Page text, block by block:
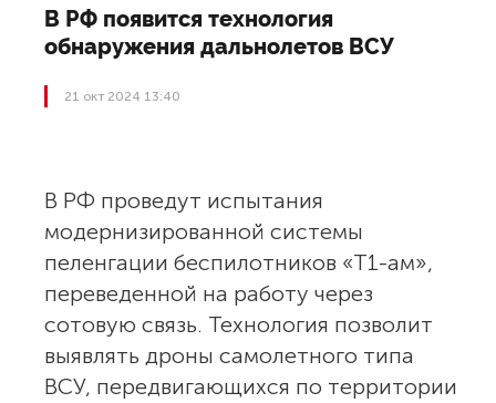
В РФ появится технология
обнаружения дальнолетов ВСУ
21 окт 2024 13:40
В РФ проведут испытания
модернизированной системы
пеленгации беспилотников «Т1-ам»,
переведенной на работу через
сотовую связь. Технология позволит
выявлять дроны самолетного типа
ВСУ, передвигающихся по территории